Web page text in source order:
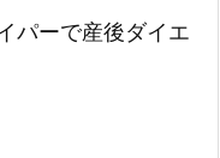
パーで産後ダイエ